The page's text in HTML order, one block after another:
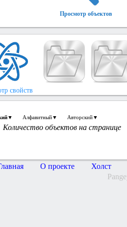
Просмотр объектов
свойств
Алфавитный▼ Авторский▼
Количество объектов на странице
О проекте
Холст